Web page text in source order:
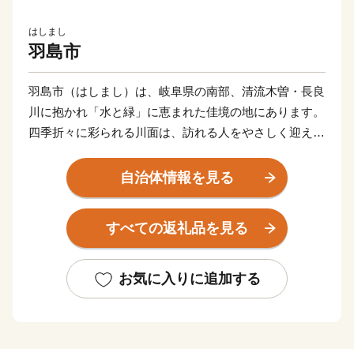
はしまし
羽島市
羽島市（はしまし）は、岐阜県の南部、清流木曽・長良
川に抱かれ「水と緑」に恵まれた佳境の地にあります。
四季折々に彩られる川面は、訪れる人をやさしく迎えて
東海道新幹線岐阜羽島駅、名神高速道路岐阜羽島インタ
ーチェンジを併せ持つ「岐阜県の表玄関」羽島市は、こ
のような自然豊かな地で、交通の要衝としても大きく発
展しています。
く、注目される都市の一つとして数えられています。
自治体情報を見る
すべての返礼品を見る
お気に入りに追加する